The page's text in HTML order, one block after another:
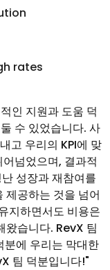
rates
인 지원과 도움 덕
수 있었습니다. 사
고 우리의 KPI에 맞
넘었으며, 결과적
성장과 재참여를
제공하는 것을 넘어
지하면서도 비용은
왔습니다. RevX 팀
분에 우리는 막대한
팀 덕분입니다!"